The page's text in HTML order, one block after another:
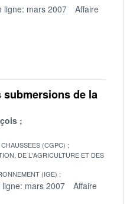
ligne: mars 2007
Affaire
de la
(CGPC)
DE L'AGRICULTURE ET DES
(IGE)
ligne: mars 2007
Affaire